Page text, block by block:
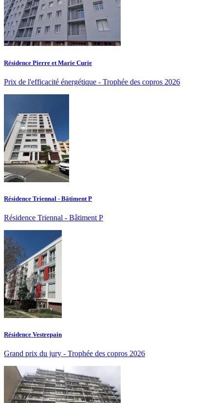
Résidence Pierre et Marie Curie
Prix de l'efficacité énergétique - Trophée des copros 2026
Résidence Triennal - Bâtiment P
Résidence Triennal - Bâtiment P
Résidence Vestrepain
Grand prix du jury - Trophée des copros 2026